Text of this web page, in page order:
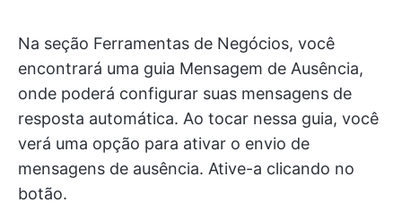
Na seção Ferramentas de Negócios, você
encontrará uma guia Mensagem de Ausência,
onde poderá configurar suas mensagens de
resposta automática. Ao tocar nessa guia, você
verá uma opção para ativar o envio de
mensagens de ausência. Ative-a clicando no
botão.